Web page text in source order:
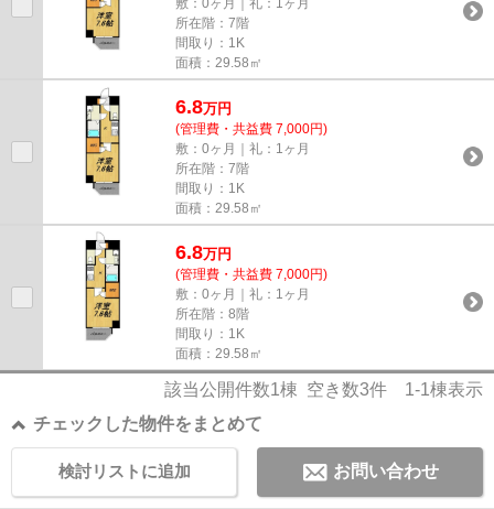
敷：0ヶ月｜礼：1ヶ月
所在階：7階
間取り：1K
面積：29.58㎡
6.8万円
(管理費・共益費 7,000円)
敷：0ヶ月｜礼：1ヶ月
所在階：7階
間取り：1K
面積：29.58㎡
6.8万円
(管理費・共益費 7,000円)
敷：0ヶ月｜礼：1ヶ月
所在階：8階
間取り：1K
面積：29.58㎡
該当公開件数1棟 空き数3件 1-1棟表示
チェックした物件をまとめて
お問い合わせ
検討リストに追加